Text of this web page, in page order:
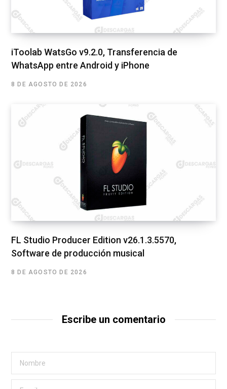
iToolab WatsGo v9.2.0, Transferencia de
WhatsApp entre Android y iPhone
8 DE AGOSTO DE 2026
FL Studio Producer Edition v26.1.3.5570,
Software de producción musical
8 DE AGOSTO DE 2026
Escribe un comentario